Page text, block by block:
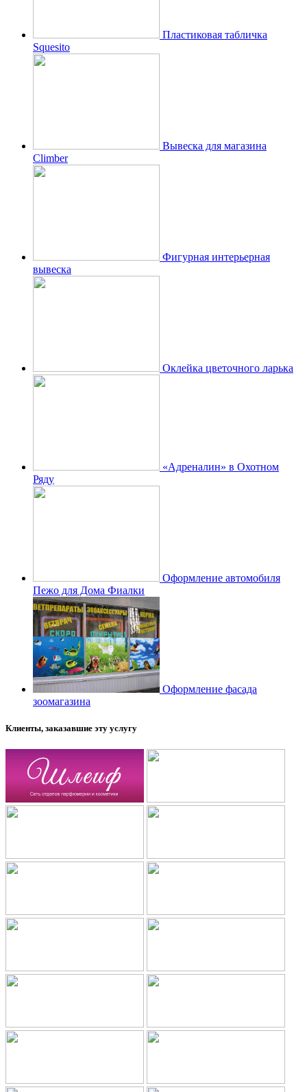
Пластиковая табличка
Squesito
Вывеска для магазина
Climber
Фигурная интерьерная
вывеска
Оклейка цветочного ларька
«Адреналин» в Охотном
Ряду
Оформление автомобиля
Пежо для Дома Фиалки
Оформление фасада
зоомагазина
Клиенты, заказавшие эту услугу